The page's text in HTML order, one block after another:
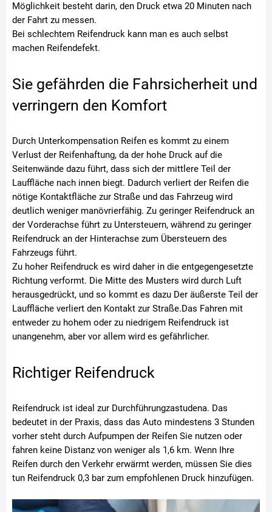
Möglichkeit besteht darin, den Druck etwa 20 Minuten nach
der Fahrt zu messen.
Bei schlechtem Reifendruck kann man es auch selbst
machen Reifendefekt.
Sie gefährden die Fahrsicherheit und
verringern den Komfort
Durch Unterkompensation Reifen es kommt zu einem
Verlust der Reifenhaftung, da der hohe Druck auf die
Seitenwände dazu führt, dass sich der mittlere Teil der
Lauffläche nach innen biegt. Dadurch verliert der Reifen die
nötige Kontaktfläche zur Straße und das Fahrzeug wird
deutlich weniger manövrierfähig. Zu geringer Reifendruck an
der Vorderachse führt zu Untersteuern, während zu geringer
Reifendruck an der Hinterachse zum Übersteuern des
Fahrzeugs führt.
Zu hoher Reifendruck es wird daher in die entgegengesetzte
Richtung verformt. Die Mitte des Musters wird durch Luft
herausgedrückt, und so kommt es dazu Der äußerste Teil der
Lauffläche verliert den Kontakt zur Straße.Das Fahren mit
entweder zu hohem oder zu niedrigem Reifendruck ist
unangenehm, aber vor allem wird es gefährlicher.
Richtiger Reifendruck
Reifendruck ist ideal zur Durchführungzastudena. Das
bedeutet in der Praxis, dass das Auto mindestens 3 Stunden
vorher steht durch Aufpumpen der Reifen Sie nutzen oder
fahren keine Distanz von weniger als 1,6 km. Wenn Ihre
Reifen durch den Verkehr erwärmt werden, müssen Sie dies
tun Reifendruck 0,3 bar zum empfohlenen Druck hinzufügen.